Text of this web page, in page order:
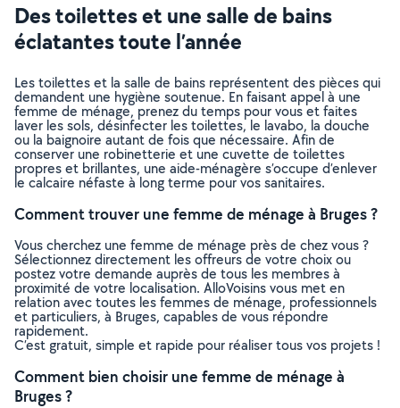
Des toilettes et une salle de bains
éclatantes toute l’année
Les toilettes et la salle de bains représentent des pièces qui
demandent une hygiène soutenue. En faisant appel à une
femme de ménage, prenez du temps pour vous et faites
laver les sols, désinfecter les toilettes, le lavabo, la douche
ou la baignoire autant de fois que nécessaire. Afin de
conserver une robinetterie et une cuvette de toilettes
propres et brillantes, une aide-ménagère s’occupe d’enlever
le calcaire néfaste à long terme pour vos sanitaires.
Comment trouver une femme de ménage à Bruges ?
Vous cherchez une femme de ménage près de chez vous ?
Sélectionnez directement les offreurs de votre choix ou
postez votre demande auprès de tous les membres à
proximité de votre localisation. AlloVoisins vous met en
relation avec toutes les femmes de ménage, professionnels
et particuliers, à Bruges, capables de vous répondre
rapidement.
C’est gratuit, simple et rapide pour réaliser tous vos projets !
Comment bien choisir une femme de ménage à
Bruges ?